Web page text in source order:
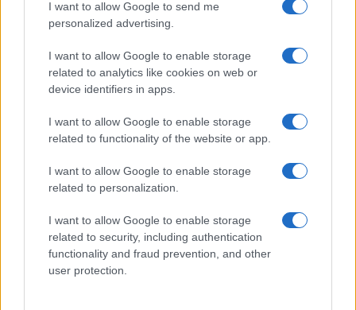
I want to allow Google to send me
personalized advertising.
I want to allow Google to enable storage
related to analytics like cookies on web or
device identifiers in apps.
I want to allow Google to enable storage
related to functionality of the website or app.
I want to allow Google to enable storage
related to personalization.
I want to allow Google to enable storage
related to security, including authentication
functionality and fraud prevention, and other
user protection.
– mondta Musk, aki lenyűgözveírta lea
jelenlegi technológiát, mondván, hogy a Tesla
legújabb szoftvere szinte élettel tölti meg a
járművet.
„Elég varázslatos, mert az autó úgy
viselkedik, mintha érző lény lenne” – mondta.
„Tényleg olyan érzés, mintha élne, és ahogy
fejlesztjük a szoftvert, érezni lehet, ahogy az
autó érzékenysége növekszik.”